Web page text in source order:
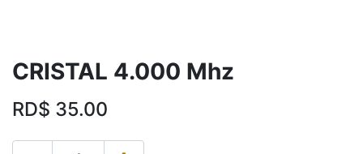
CRISTAL 4.000 Mhz
RD$ 35.00